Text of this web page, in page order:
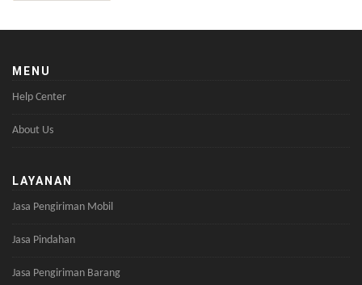
MENU
Help Center
About Us
LAYANAN
Jasa Pengiriman Mobil
Jasa Pindahan
Jasa Pengiriman Barang